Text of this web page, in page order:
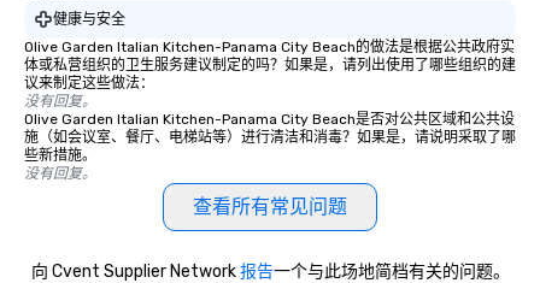
健康与安全
Olive Garden Italian Kitchen-Panama City Beach的做法是根据公共政府实
体或私营组织的卫生服务建议制定的吗？如果是，请列出使用了哪些组织的建
议来制定这些做法：
没有回复。
Olive Garden Italian Kitchen-Panama City Beach是否对公共区域和公共设
施（如会议室、餐厅、电梯站等）进行清洁和消毒？如果是，请说明采取了哪
些新措施。
没有回复。
查看所有常见问题
向 Cvent Supplier Network报告一个与此场地简档有关的问题。